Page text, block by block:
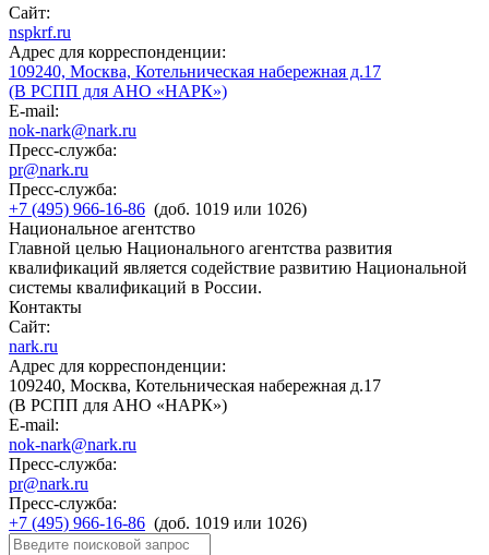
Сайт:
nspkrf.ru
Адрес для корреспонденции:
109240, Москва, Котельническая набережная д.17
(В РСПП для АНО «НАРК»)
E-mail:
nok-nark@nark.ru
Пресс-служба:
pr@nark.ru
Пресс-служба:
+7 (495) 966-16-86 (доб. 1019 или 1026)
Национальное агентство
Главной целью Национального агентства развития
квалификаций является содействие развитию Национальной
системы квалификаций в России.
Контакты
Сайт:
nark.ru
Адрес для корреспонденции:
109240, Москва, Котельническая набережная д.17
(В РСПП для АНО «НАРК»)
E-mail:
nok-nark@nark.ru
Пресс-служба:
pr@nark.ru
Пресс-служба:
+7 (495) 966-16-86 (доб. 1019 или 1026)